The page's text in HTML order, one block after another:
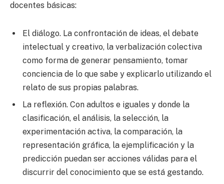
docentes básicas:
El diálogo. La confrontación de ideas, el debate
intelectual y creativo, la verbalización colectiva
como forma de generar pensamiento, tomar
conciencia de lo que sabe y explicarlo utilizando el
relato de sus propias palabras.
La reflexión. Con adultos e iguales y donde la
clasificación, el análisis, la selección, la
experimentación activa, la comparación, la
representación gráfica, la ejemplificación y la
predicción puedan ser acciones válidas para el
discurrir del conocimiento que se está gestando.